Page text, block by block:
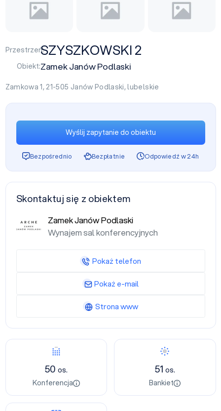
Przestrzeń:SZYSZKOWSKI 2
Obiekt:Zamek Janów Podlaski
Zamkowa 1, 21-505 Janów Podlaski,lubelskie
50 os.
Konferencja
51 os.
Bankiet
Wyślij zapytanie do obiektu
Bezpośrednio Bezpłatnie Odpowiedź w 24h
Skontaktuj się z obiektem
Zamek Janów Podlaski
Wynajem sal konferencyjnych
Pokaż telefon
Pokaż e-mail
Strona www